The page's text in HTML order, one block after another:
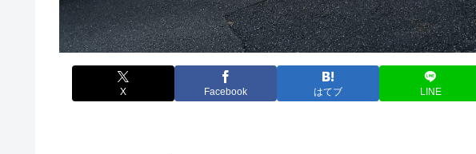
X Facebook はてブ LINE